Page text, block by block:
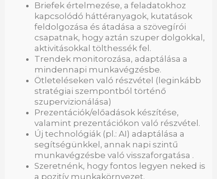
Briefek értelmezése, a feladatokhoz
kapcsolódó háttéranyagok, kutatások
feldolgozása és átadása a szövegírói
csapatnak, hogy aztán szuper dolgokkal,
aktivitásokkal tölthessék fel.
Trendek monitorozása, adaptálása a
mindennapi munkavégzésbe.
Ötleteléseken való részvétel (leginkább
stratégiai szempontból történő
szupervizionálása)
Prezentációk/előadások készítése,
valamint prezentációkon való részvétel.
Új technológiák (pl.: AI) adaptálása a
segítségünkkel, annak napi szintű
munkavégzésbe való visszaforgatása .
Szeretnénk, hogy fontos legyen neked is
a pozitív munkakörnyezet.